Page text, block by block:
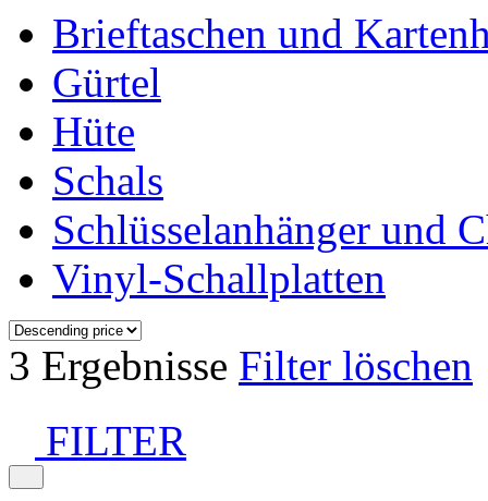
Brieftaschen und
Gürtel
Hüte
Schals
Schlüsselanhänger und
Vinyl-Schallplatten
3 Ergebnisse Filter löschen
FILTER